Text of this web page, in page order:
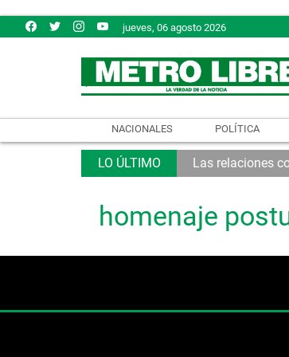
jueves, 06 agosto 2026
NACIONALES POLÍTICA
Las relaciones
homenaje